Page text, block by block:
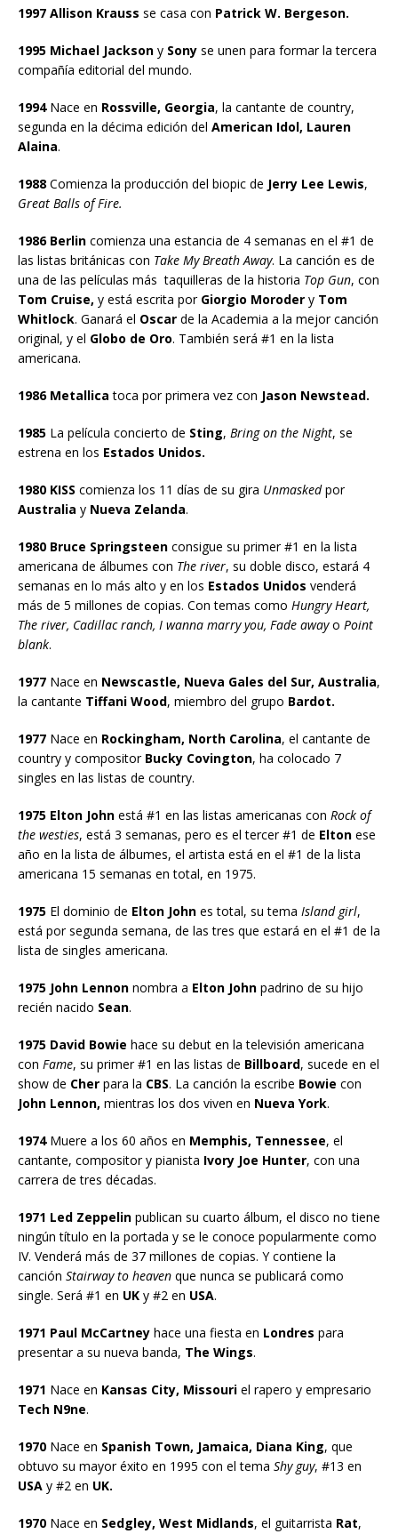
1997 Allison Krauss se casa con Patrick W. Bergeson.
1995 Michael Jackson y Sony se unen para formar la tercera
compañía editorial del mundo.
1994Nace en Rossville, Georgia, la cantante de country,
segunda en la décima edición del American Idol, Lauren
Alaina.
1988 Comienza la producción del biopic de Jerry Lee Lewis,
Great Balls of Fire.
1986 Berlin comienza una estancia de 4 semanas en el #1 de
las listas británicas con Take My Breath Away. La canción es de
una de las películas más taquilleras de la historia Top Gun, con
Tom Cruise, y está escrita porGiorgio Moroder y Tom
Whitlock. Ganará el Oscar de la Academia a la mejor canción
original, y el Globo de Oro. También será #1 en la lista
americana.
1986 Metallica toca por primera vez con Jason Newstead.
1985 La película concierto de Sting, Bring on the Night, se
estrena en los Estados Unidos.
1980 KISS comienza los 11 días de su gira Unmaskedpor
Australia y Nueva Zelanda.
1980 Bruce Springsteen consigue su primer #1 en la lista
americana de álbumes con The river, su doble disco, estará 4
semanas en lo más alto y en los Estados Unidos venderá
más de 5 millones de copias. Con temas como Hungry Heart,
The river, Cadillac ranch, I wanna marry you, Fade awayo Point
blank.
1977 Nace en Newscastle, Nueva Gales del Sur, Australia,
la cantante Tiffani Wood, miembro del grupo Bardot.
1977 Nace en Rockingham, North Carolina, el cantante de
country y compositor Bucky Covington, ha colocado 7
singles en las listas de country.
1975 Elton John está #1 en las listas americanas con Rock of
the westies, está 3 semanas, pero es el tercer #1 de Elton ese
año en la lista de álbumes, el artista está en el #1 de la lista
americana 15 semanas en total, en 1975.
1975 El dominio de Elton John es total, su tema Island girl,
está por segunda semana, de las tres que estará en el #1 de la
lista de singles americana.
1975 John Lennon nombra a Elton John padrino de su hijo
recién nacido Sean.
1975 David Bowie hace su debut en la televisión americana
con Fame, su primer #1 en las listas de Billboard, sucede en el
show de Cher para la CBS. La canción la escribe Bowie con
John Lennon, mientras los dos viven en Nueva York.
1974Muere a los 60 años en Memphis, Tennessee, el
cantante, compositor y pianista Ivory Joe Hunter, con una
carrera de tres décadas.
1971 Led Zeppelin publican su cuarto álbum, el disco no tiene
ningún título en la portada y se le conoce popularmente como
IV. Venderá más de 37 millones de copias. Y contiene la
canción Stairway to heaven que nunca se publicará como
single. Será #1 en UK y #2 en USA.
1971 Paul McCartney hace una fiesta en Londres para
presentar a su nueva banda, The Wings.
1971 Nace en Kansas City, Missouri el rapero y empresario
Tech N9ne.
1970 Nace en Spanish Town, Jamaica, Diana King, que
obtuvo su mayor éxito en 1995 con el tema Shy guy, #13 en
USA y #2 en UK.
1970 Nace en Sedgley, West Midlands, el guitarrista Rat,